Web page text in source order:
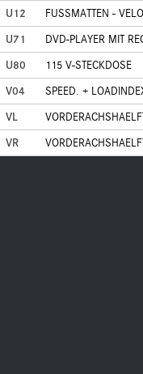
U12
FUSSMATTEN -
U71
DVD-PLAYER MIT
U80
115 V-STECKDOSE
V04
SPEED. +
VL
VR